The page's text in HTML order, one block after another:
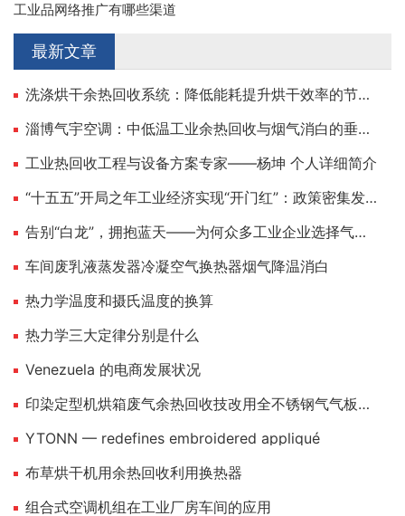
工业品网络推广有哪些渠道
最新文章
洗涤烘干余热回收系统：降低能耗提升烘干效率的节能方案
淄博气宇空调：中低温工业余热回收与烟气消白的垂直选手
工业热回收工程与设备方案专家——杨坤 个人详细简介
“十五五”开局之年工业经济实现“开门红”：政策密集发力，新质生产力引领制造业向“高、新、绿”加速跃升
告别“白龙”，拥抱蓝天——为何众多工业企业选择气宇空调实现烟气“消白脱白”？
车间废乳液蒸发器冷凝空气换热器烟气降温消白
热力学温度和摄氏温度的换算
热力学三大定律分别是什么
Venezuela 的电商发展状况
印染定型机烘箱废气余热回收技改用全不锈钢气气板式换热器
YTONN — redefines embroidered appliqué
布草烘干机用余热回收利用换热器
组合式空调机组在工业厂房车间的应用